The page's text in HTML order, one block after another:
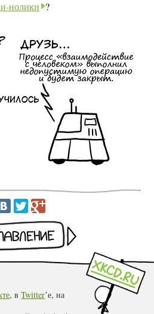
нолики ?
Позже
, вTwitterʼе, на